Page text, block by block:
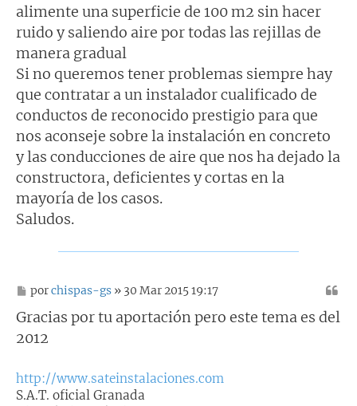
alimente una superficie de 100 m2 sin hacer
ruido y saliendo aire por todas las rejillas de
manera gradual
Si no queremos tener problemas siempre hay
que contratar a un instalador cualificado de
conductos de reconocido prestigio para que
nos aconseje sobre la instalación en concreto
y las conducciones de aire que nos ha dejado la
constructora, deficientes y cortas en la
mayoría de los casos.
Saludos.
M
n
a
porchispas-gs » 30 Mar 2015 19:17
Gracias por tu aportación pero este tema es del
2012
http://www.sateinstalaciones.com
S.A.T. oficial Granada